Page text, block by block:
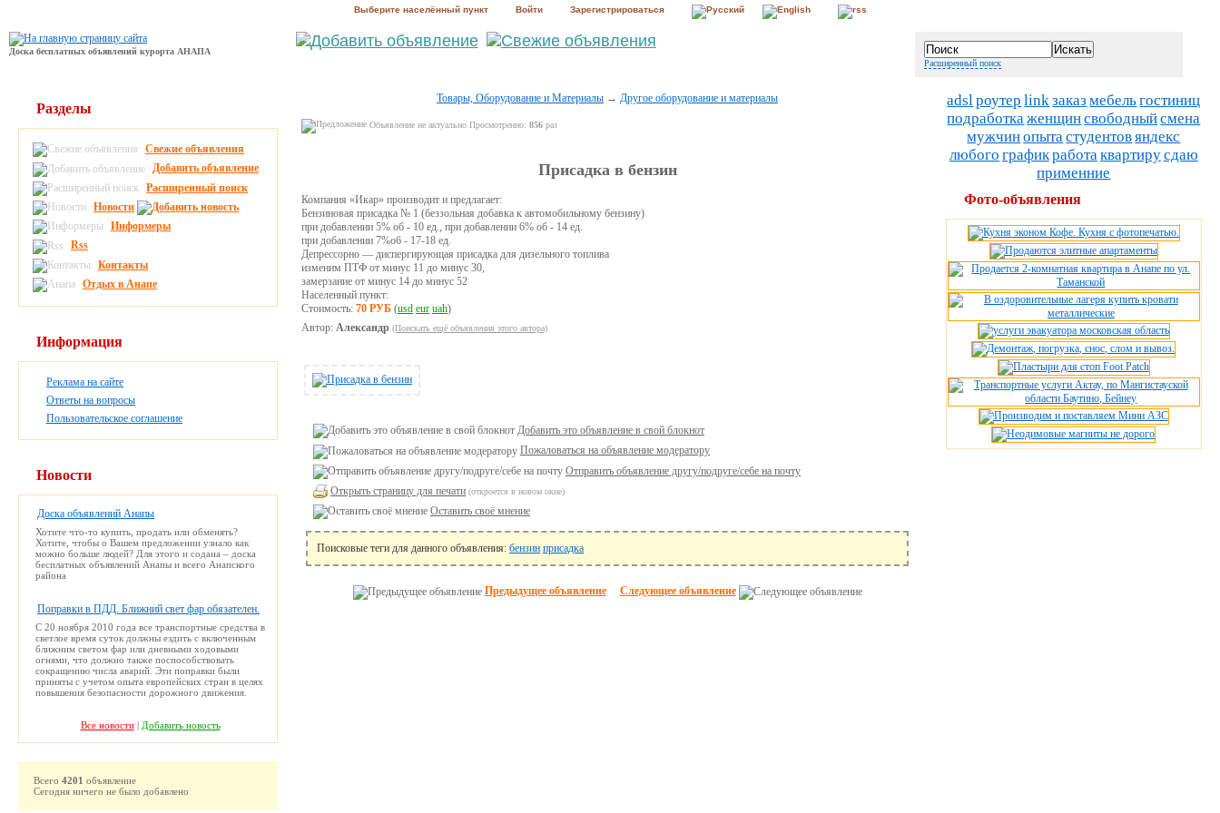
Выберите населённый пункт Войти Зарегистрироваться
Доска бесплатных объявлений курорта АНАПА
Расширенный поиск
Товары, Оборудование и Материалы →Другое оборудование и материалы
Объявление не актуально Просмотренно: 856раз
Присадка в бензин
Компания «Икар» производит и предлагает:
Бензиновая присадка № 1 (беззольная добавка к автомобильному бензину)
при добавлении 5% об - 10 ед., при добавлении 6% об - 14 ед.
при добавлении 7%об - 17-18 ед.
Депрессорно — диспергирующая присадка для дизельного топлива
изменим ПТФ от минус 11 до минус 30,
замерзание от минус 14 до минус 52
Населенный пункт:
Стоимость: 70 РУБ(usd eur uah)
Автор: Александр (Поискать ещё объявления этого автора)
Добавить это объявление в свой блокнот
Пожаловаться на объявление модератору
Отправить объявление другу/подруге/себе на почту
Открыть страницу для печати (откроется в новом окне)
Оставить своё мнение
Поисковые теги для данного объявления: бензин присадка
Предыдущее объявление Следующее объявление
Разделы
Свежие объявления
Добавить объявление
Расширенный поиск
Новости
Информеры
Rss
Контакты
Отдых в Анапе
Информация
Реклама на сайте
Ответы на вопросы
Пользовательское соглашение
Новости
Доска объявлений Анапы
Хотите что-то купить, продать или обменять?
Хотите, чтобы о Вашем предложении узнало как
можно больше людей? Для этого и содана – доска
бесплатных объявлений Анапы и всего Анапского
района
Поправки в ПДД. Ближний свет фар обязателен.
С 20 ноября 2010 года все транспортные средства в
светлое время суток должны ездить с включенным
ближним светом фар или дневными ходовыми
огнями, что должно также поспособствовать
сокращению числа аварий. Эти поправки были
приняты с учетом опыта европейских стран в целях
повышения безопасности дорожного движения.
Все новости| Добавить новость
Всего 4201 объявление
Сегодня ничего не было добавлено
adslроутер linkзаказ мебельгостиниц
подработкаженщинсвободныйсмена
мужчинопытастудентовяндекс
любого графикработаквартирусдаю
применние
Фото-объявления